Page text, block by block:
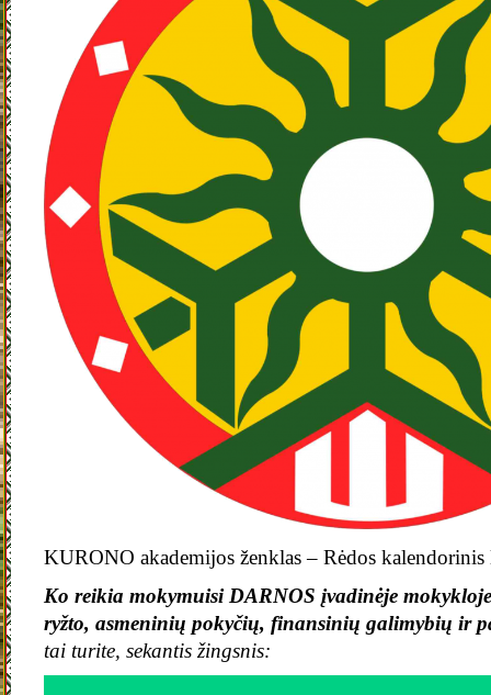
KURONO akademijos ženklas – Rėdos kalendorinis
Ko reikia mokymuisi DARNOS įvadinėje
ryžto, asmeninių pokyčių, finansinių galimybių ir
tai turite, sekantis žingsnis: